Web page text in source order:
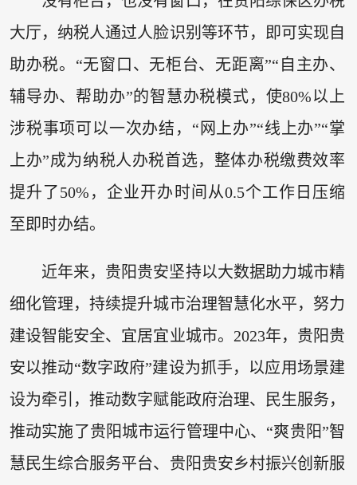
大厅，纳税人通过人脸识别等环节，即可实现自
助办税。“无窗口、无柜台、无距离”“自主办、
辅导办、帮助办”的智慧办税模式，使80%以上
涉税事项可以一次办结，“网上办”“线上办”“掌
上办”成为纳税人办税首选，整体办税缴费效率
提升了50%，企业开办时间从0.5个工作日压缩
至即时办结。
近年来，贵阳贵安坚持以大数据助力城市精
细化管理，持续提升城市治理智慧化水平，努力
建设智能安全、宜居宜业城市。2023年，贵阳贵
安以推动“数字政府”建设为抓手，以应用场景建
设为牵引，推动数字赋能政府治理、民生服务，
推动实施了贵阳城市运行管理中心、“爽贵阳”智
慧民生综合服务平台、贵阳贵安乡村振兴创新服